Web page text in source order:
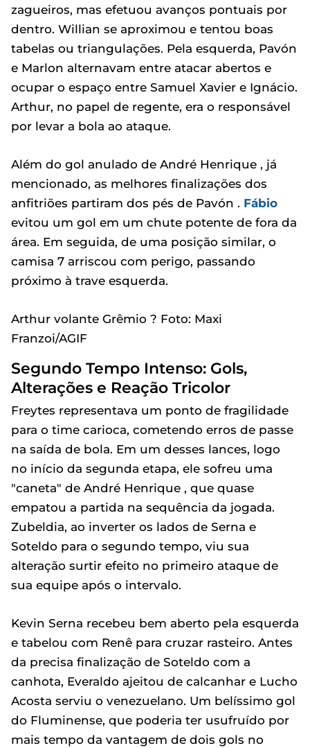
zagueiros, mas efetuou avanços pontuais por
dentro. Willian se aproximou e tentou boas
tabelas ou triangulações. Pela esquerda, Pavón
e Marlon alternavam entre atacar abertos e
ocupar o espaço entre Samuel Xavier e Ignácio.
Arthur, no papel de regente, era o responsável
por levar a bola ao ataque.
Além do gol anulado de André Henrique , já
mencionado, as melhores finalizações dos
anfitriões partiram dos pés de Pavón . Fábio
evitou um gol em um chute potente de fora da
área. Em seguida, de uma posição similar, o
camisa 7 arriscou com perigo, passando
próximo à trave esquerda.
Arthur volante Grêmio ? Foto: Maxi
Franzoi/AGIF
Segundo Tempo Intenso: Gols,
Alterações e Reação Tricolor
Freytes representava um ponto de fragilidade
para o time carioca, cometendo erros de passe
na saída de bola. Em um desses lances, logo
no início da segunda etapa, ele sofreu uma
"caneta" de André Henrique , que quase
empatou a partida na sequência da jogada.
Zubeldia, ao inverter os lados de Serna e
Soteldo para o segundo tempo, viu sua
alteração surtir efeito no primeiro ataque de
sua equipe após o intervalo.
Kevin Serna recebeu bem aberto pela esquerda
e tabelou com Renê para cruzar rasteiro. Antes
da precisa finalização de Soteldo com a
canhota, Everaldo ajeitou de calcanhar e Lucho
Acosta serviu o venezuelano. Um belíssimo gol
do Fluminense, que poderia ter usufruído por
mais tempo da vantagem de dois gols no